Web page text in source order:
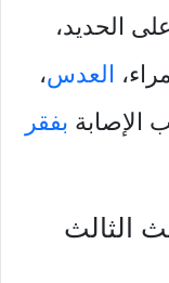
الحديد،
العدس،
الإصابة بفقر
الثالث